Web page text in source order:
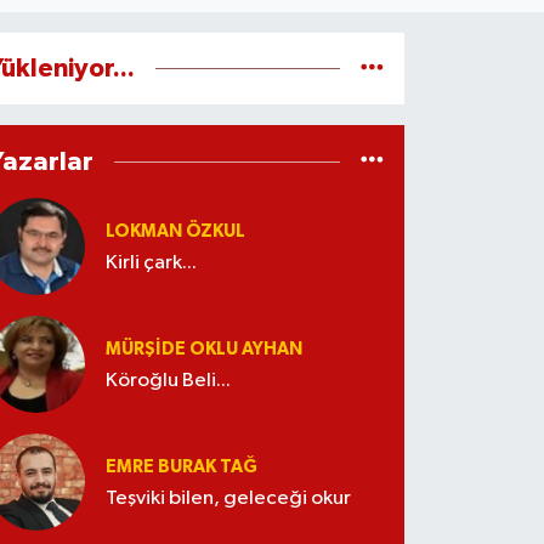
LOKMAN ÖZKUL
Kirli çark...
MÜRŞIDE OKLU AYHAN
Köroğlu Beli...
EMRE BURAK TAĞ
Teşviki bilen, geleceği okur